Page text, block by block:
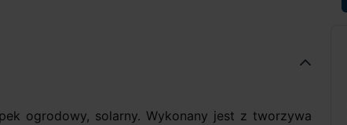
ogrodowy, solarny. Wykonany jest z tworzywa